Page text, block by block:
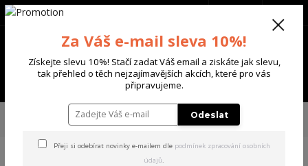
Menu
+420 702 136 620
TRIČKA DLOUHÝ RUKÁV
Yakuza dámské tričko s
dlouhým rukávem Dollz Urban Longsleeve T-Shirt black S
Za Váš e-mail sleva 10%!
Získejte slevu 10%! Stačí zadat Váš email a ziskáte jak slevu,
tak přehled o těch nejzajímavějších akcích, které pro vás
připravujeme.
Odeslat
Přeji si odebírat novinky e-mailem dle podmínek zpracování osobních
údajů.